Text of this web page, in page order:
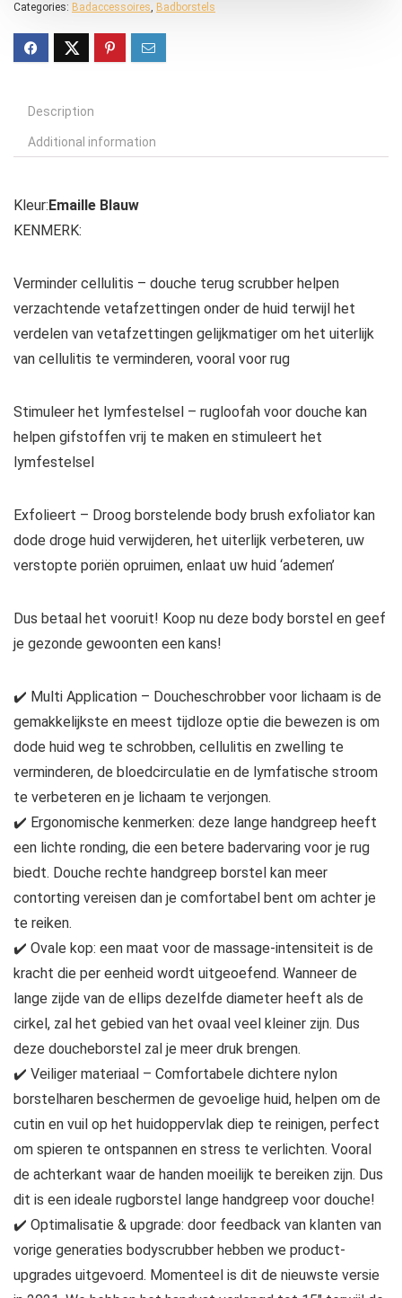
Categories: Badaccessoires, Badborstels
Description
Additional information
Kleur: Emaille Blauw
KENMERK:
Verminder cellulitis – douche terug scrubber helpen
verzachtende vetafzettingen onder de huid terwijl het
verdelen van vetafzettingen gelijkmatiger om het uiterlijk
van cellulitis te verminderen, vooral voor rug
Stimuleer het lymfestelsel – rugloofah voor douche kan
helpen gifstoffen vrij te maken en stimuleert het
lymfestelsel
Exfolieert – Droog borstelende body brush exfoliator kan
dode droge huid verwijderen, het uiterlijk verbeteren, uw
verstopte poriën opruimen, enlaat uw huid ‘ademen’
Dus betaal het vooruit! Koop nu deze body borstel en geef
je gezonde gewoonten een kans!
✔️ Multi Application – Doucheschrobber voor lichaam is de
gemakkelijkste en meest tijdloze optie die bewezen is om
dode huid weg te schrobben, cellulitis en zwelling te
verminderen, de bloedcirculatie en de lymfatische stroom
te verbeteren en je lichaam te verjongen.
✔️ Ergonomische kenmerken: deze lange handgreep heeft
een lichte ronding, die een betere badervaring voor je rug
biedt. Douche rechte handgreep borstel kan meer
contorting vereisen dan je comfortabel bent om achter je
te reiken.
✔️ Ovale kop: een maat voor de massage-intensiteit is de
kracht die per eenheid wordt uitgeoefend. Wanneer de
lange zijde van de ellips dezelfde diameter heeft als de
cirkel, zal het gebied van het ovaal veel kleiner zijn. Dus
deze doucheborstel zal je meer druk brengen.
✔️ Veiliger materiaal – Comfortabele dichtere nylon
borstelharen beschermen de gevoelige huid, helpen om de
cutin en vuil op het huidoppervlak diep te reinigen, perfect
om spieren te ontspannen en stress te verlichten. Vooral
de achterkant waar de handen moeilijk te bereiken zijn. Dus
dit is een ideale rugborstel lange handgreep voor douche!
✔️ Optimalisatie & upgrade: door feedback van klanten van
vorige generaties bodyscrubber hebben we product-
upgrades uitgevoerd. Momenteel is dit de nieuwste versie